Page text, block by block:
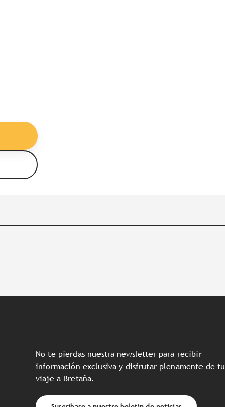
No te pierdas nuestra newsletter para recibir
información exclusiva y disfrutar plenamente de tu
viaje a Bretaña.